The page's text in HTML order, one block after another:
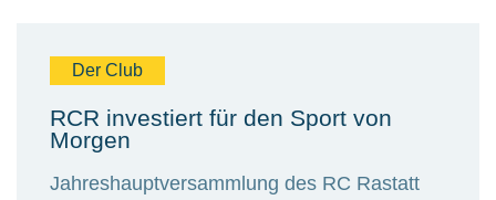
Der Club
RCR investiert für den Sport von
Morgen
Jahreshauptversammlung des RC Rastatt